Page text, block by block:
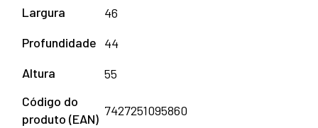
Largura
46
Profundidade 44
Altura
55
Código do
produto (EAN)
7427251095860